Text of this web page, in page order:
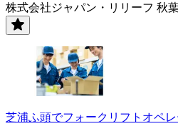
株式会社ジャパン・リリーフ 秋
芝浦ふ頭でフォークリフトオペ